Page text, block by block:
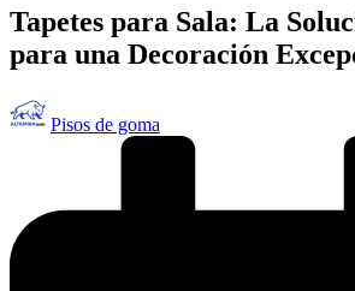
Tapetes para Sala: La
para una Decoración
Publicado
por
Pisos de goma